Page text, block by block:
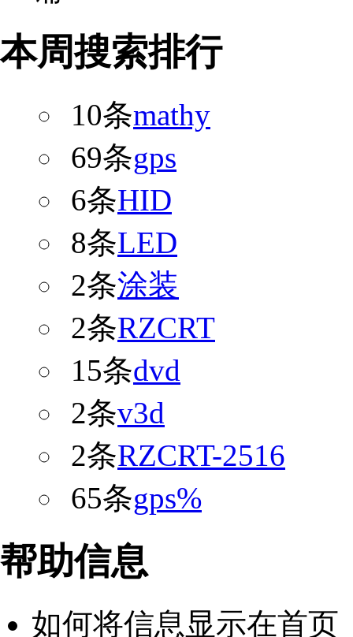
本周搜索排行
10条mathy
69条gps
6条HID
8条LED
2条涂装
2条RZCRT
15条dvd
2条v3d
2条RZCRT-2516
65条gps%
帮助信息
如何将信息显示在首页